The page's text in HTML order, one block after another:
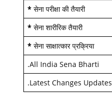
* सेना परीक्षा की तैयारी
* सेना शारीरिक तैयारी
* सेना साक्षात्कार प्रक्रिया
.All India Sena Bharti
.Latest Changes Updates